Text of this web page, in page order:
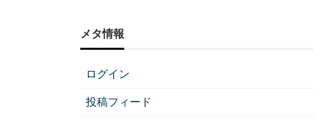
メタ情報
ログイン
投稿フィード